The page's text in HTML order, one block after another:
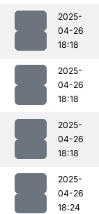
2025-
04-26
18:18
2025-
04-26
18:18
2025-
04-26
18:18
2025-
04-26
18:24